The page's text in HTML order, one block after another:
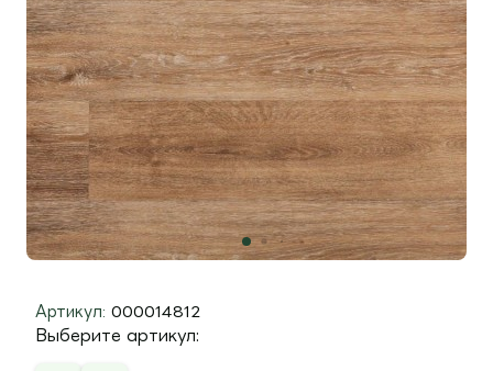
Артикул: 000014812
Выберите артикул: